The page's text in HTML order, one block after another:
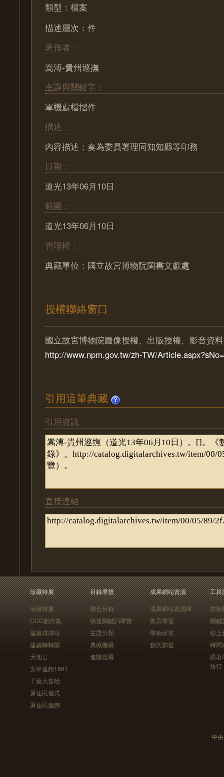
類型：檔案
描述層次：件
著作者：
嵩溥-貴州巡撫
主題與關鍵字：
軍機處檔摺件
描述：
內容描述：奏為委員署理同知知縣等印務
日期：
道光13年06月10日
範圍：
道光13年06月10日
管理權：
典藏單位：國立故宮博物院圖書文獻處
授權聯絡窗口
國立故宮博物院圖像授權、出版授權、影音資
http://www.npm.gov.tw/zh-TW/
引用這筆典藏
引用資訊
直接連結
珍藏特展
珍藏特展
CCC創作集
建築排排站
建築轉轉樂
天地宮
安平追想1661
工藝大冒險
原住民儀式
原住民服飾
目錄導覽
聯合目錄
快速關鍵詞導覽
主題分類
典藏機構
進階搜尋
成果網站資源
成果網站資源庫
教育學習
學術研究
創意加值
工具
技術
關鍵
線上
時間
跟
旅行
中